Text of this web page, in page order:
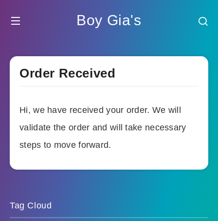
Boy Gia's
Order Received
Hi, we have received your order. We will
validate the order and will take necessary
steps to move forward.
Tag Cloud